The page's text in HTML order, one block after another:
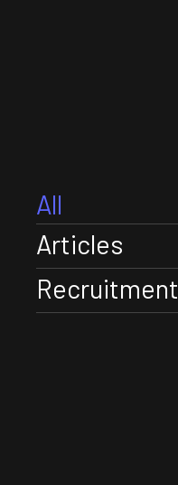
All
Articles
Recruitment